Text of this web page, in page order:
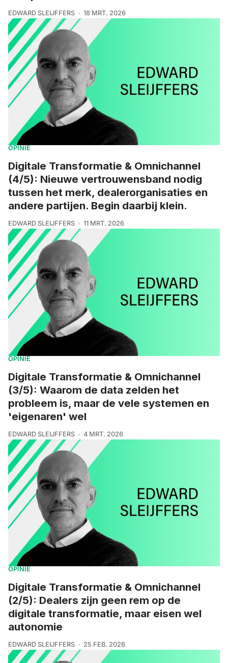
EDWARD SLEIJFFERS 18 MRT. 2026
OPINIE
Digitale Transformatie & Omnichannel
(4/5): Nieuwe vertrouwensband nodig
tussen het merk, dealerorganisaties en
andere partijen. Begin daarbij klein.
EDWARD SLEIJFFERS 11 MRT. 2026
OPINIE
Digitale Transformatie & Omnichannel
(3/5): Waarom de data zelden het
probleem is, maar de vele systemen en
'eigenaren' wel
EDWARD SLEIJFFERS 4 MRT. 2026
OPINIE
Digitale Transformatie & Omnichannel
(2/5): Dealers zijn geen rem op de
digitale transformatie, maar eisen wel
autonomie
EDWARD SLEIJFFERS 25 FEB. 2026